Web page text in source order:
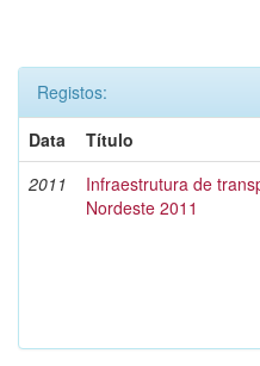
Registos:
Data
Título
2011
Infraestrutura de
Nordeste 2011